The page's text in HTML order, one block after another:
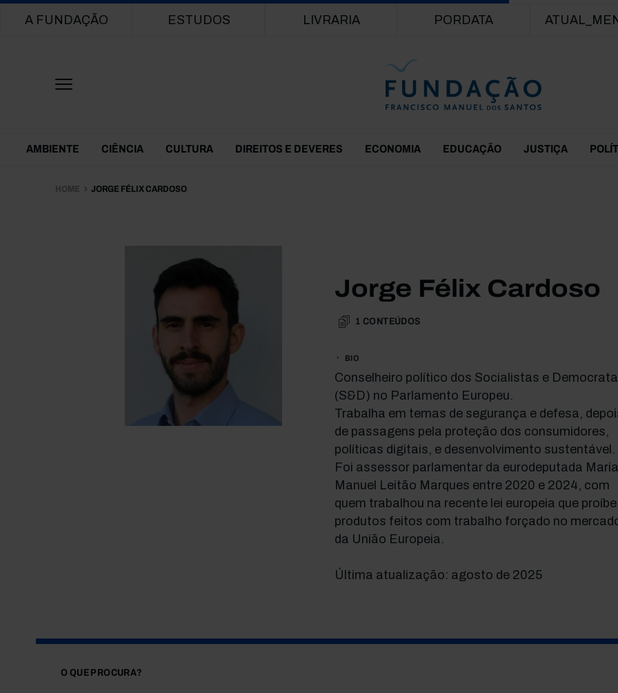
Main navigation
A FUNDAÇÃO ESTUDOS LIVRARIA PORDATA
Themes Menu
AMBIENTE CIÊNCIA CULTURA DIREITOS E DEVERES ECONOMIA EDUCAÇÃO JUSTIÇA
HOME JORGE FÉLIX CARDOSO
Jorge Félix Cardoso
1 CONTEÚDOS
BIO
Conselheiro político dos Socialistas e
(S&D) no Parlamento Europeu.
Trabalha em temas de segurança e defesa,
de passagens pela proteção dos consumidores,
políticas digitais, e desenvolvimento sustentável.
Foi assessor parlamentar da eurodeputada Maria
Manuel Leitão Marques entre 2020 e 2024, com
quem trabalhou na recente lei europeia que
produtos feitos com trabalho forçado no
da União Europeia.
Última atualização: agosto de 2025
O QUE PROCURA?